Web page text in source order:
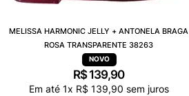
MELISSA HARMONIC JELLY + ANTONELA BRAGA
ROSA TRANSPARENTE 38263
R$ 139,90
Em até 1x R$ 139,90 sem juros